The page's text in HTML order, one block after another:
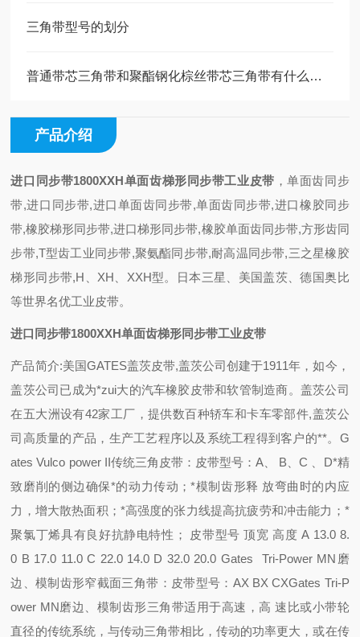
三角带型号的划分
普通带芯三角带和聚酯钢化棕丝带芯三角带有什么区别
产品介绍
进口同步带1800XXH单面齿梯形同步带工业皮带 ，单面齿同步
带,进口同步带,进口单面齿同步带,单面齿同步带,进口橡胶同步
带,橡胶梯形同步带,进口梯形同步带,橡胶单面齿同步带,方形齿同
步带,T型齿工业同步带,聚氨酯同步带,耐高温同步带,三之星橡胶
梯形同步带,H、XH、XXH型。日本三星、美国盖茨、德国奥比
等世界名优工业皮带。
进口同步带1800XXH单面齿梯形同步带工业皮带
产品简介:美国GATES盖茨皮带,盖茨公司创建于1911年，如今，
盖茨公司已成为*zui大的汽车橡胶皮带和软管制造商。盖茨公司
在五大洲设有42家工厂，提供数百种轿车和卡车零部件,盖茨公
司高质量的产品，生产工艺程序以及系统工程得到客户的**。G
ates Vulco power II传统三角皮带：皮带型号：A、 B、C 、D*精
致磨削的侧边确保*的动力传动；*模制齿形释 放弯曲时的内应
力，增大散热面积；*高强度的张力线提高抗疲劳和冲击能力；*
聚氯丁烯具有良好抗静电特性； 皮带型号 顶宽 高度 A 13.0 8.
0 B 17.0 11.0 C 22.0 14.0 D 32.0 20.0 Gates Tri-Power MN磨
边、模制齿形窄截面三角带：皮带型号：AX BX CXGates Tri-P
ower MN磨边、模制齿形三角带适用于高速，高 速比或小带轮
直径的传统系统，与传动三角带相比，传动的功率更大，或在传